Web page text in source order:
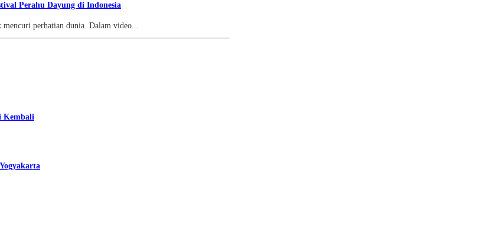
Perahu Dayung di Indonesia
perhatian dunia. Dalam video...
Kembali